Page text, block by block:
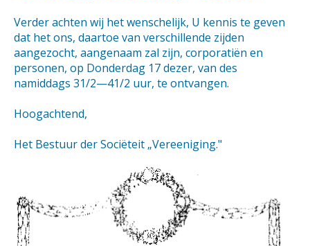
Verder achten wij het wenschelijk, U kennis te geven
dat het ons, daartoe van verschillende zijden
aangezocht, aangenaam zal zijn, corporatiën en
personen, op Donderdag 17 dezer, van des
namiddags 31/2—41/2 uur, te ontvangen.
Hoogachtend,
Het Bestuur der Sociëteit „Vereeniging."